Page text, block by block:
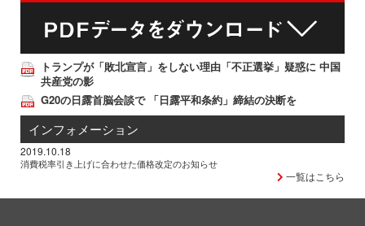
トランプが「敗北宣言」をしない理由「不正選挙」疑惑に 中国
共産党の影
G20の日露首脳会談で 「日露平和条約」締結の決断を
インフォメーション
2019.10.18
消費税率引き上げに合わせた価格改定のお知らせ
一覧はこちら